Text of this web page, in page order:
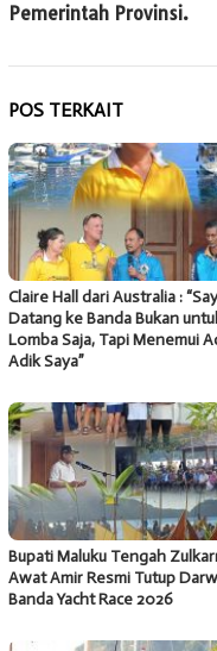
Pemerintah Provinsi.
POS TERKAIT
Claire Hall dari Australia :
Datang ke Banda Bukan
Lomba Saja, Tapi Menemui
Adik Saya”
Bupati Maluku Tengah
Awat Amir Resmi Tutup
Banda Yacht Race 2026